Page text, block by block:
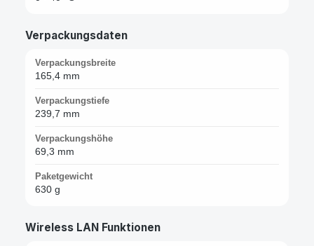
Verpackungsdaten
Verpackungsbreite
165,4 mm
Verpackungstiefe
239,7 mm
Verpackungshöhe
69,3 mm
Paketgewicht
630 g
Wireless LAN Funktionen